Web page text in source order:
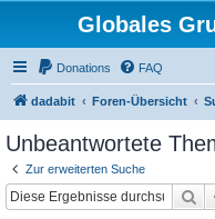
Globales
Donations FAQ
dadabit Foren-Übersicht
Unbeantwortete
Zur erweiterten Suche